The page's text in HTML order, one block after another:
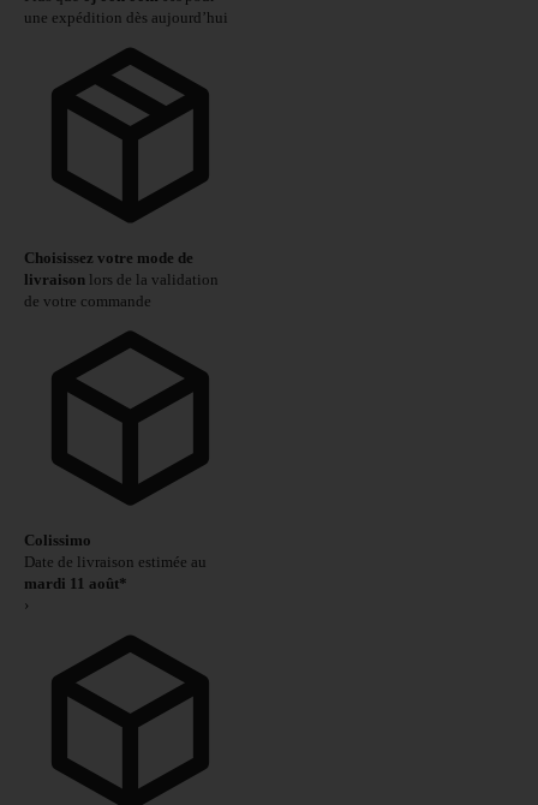
une expédition dès aujourd’hui
Choisissez votre mode de
livraison lors de la validation
de votre commande
Colissimo
Date de livraison estimée au
mardi 11 août*
›